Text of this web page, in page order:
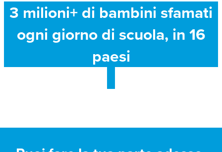
3 milioni+ di bambini sfamati
ogni giorno di scuola, in 16
paesi